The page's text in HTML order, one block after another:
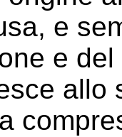
e
e
allo